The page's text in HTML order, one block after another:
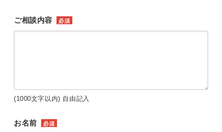
ご相談内容 必須
(1000文字以内) 自由記入
お名前 必須